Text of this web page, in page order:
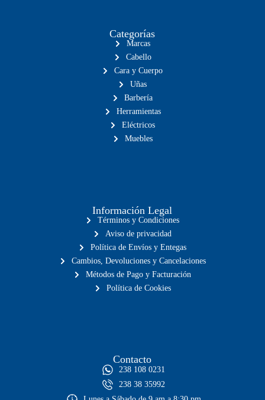
Categorías
Marcas
Cabello
Cara y Cuerpo
Uñas
Barbería
Herramientas
Eléctricos
Muebles
Información Legal
Términos y Condiciones
Aviso de privacidad
Política de Envíos y Entegas
Cambios, Devoluciones y Cancelaciones
Métodos de Pago y Facturación
Política de Cookies
Contacto
238 108 0231
238 38 35992